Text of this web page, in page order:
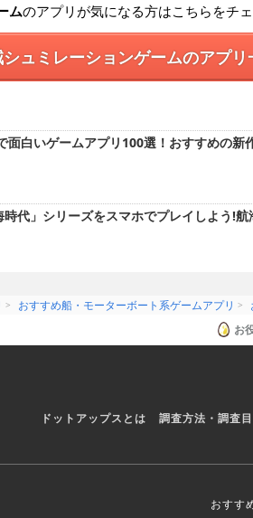
ムのアプリが気になる方はこちらをチ
ュミレーションゲームのアプリ
面白いゲームアプリ100選！おすすめの新
時代」シリーズをスマホでプレイしよう!
おすすめ船・モーターボート系ゲームアプリ
お
ドットアップスとは 調査方法・調査
おすす